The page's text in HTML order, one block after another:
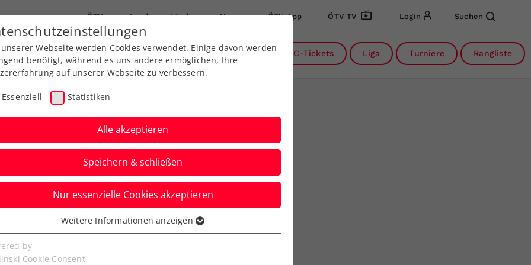
ÖTV Landesverbände News ÖTV App ÖTV TV Login Suchen
Ausbildung Services Über uns DC-Tickets Liga Turniere Rangliste
Titelverteidiger
up an
Webseite werden Cookies verwendet. Einige davon werden
benötigt, während es uns andere ermöglichen, Ihre
auf unserer Webseite zu verbessern.
Essenziell Statistiken
Alle akzeptieren
Speichern & schließen
Nur essenzielle Cookies akzeptieren
Cookies werden für grundlegende Funktionen der
benötigt. Dadurch ist gewährleistet, dass die Webseite
Weitere Informationen anzeigen
by
Cookie Consent